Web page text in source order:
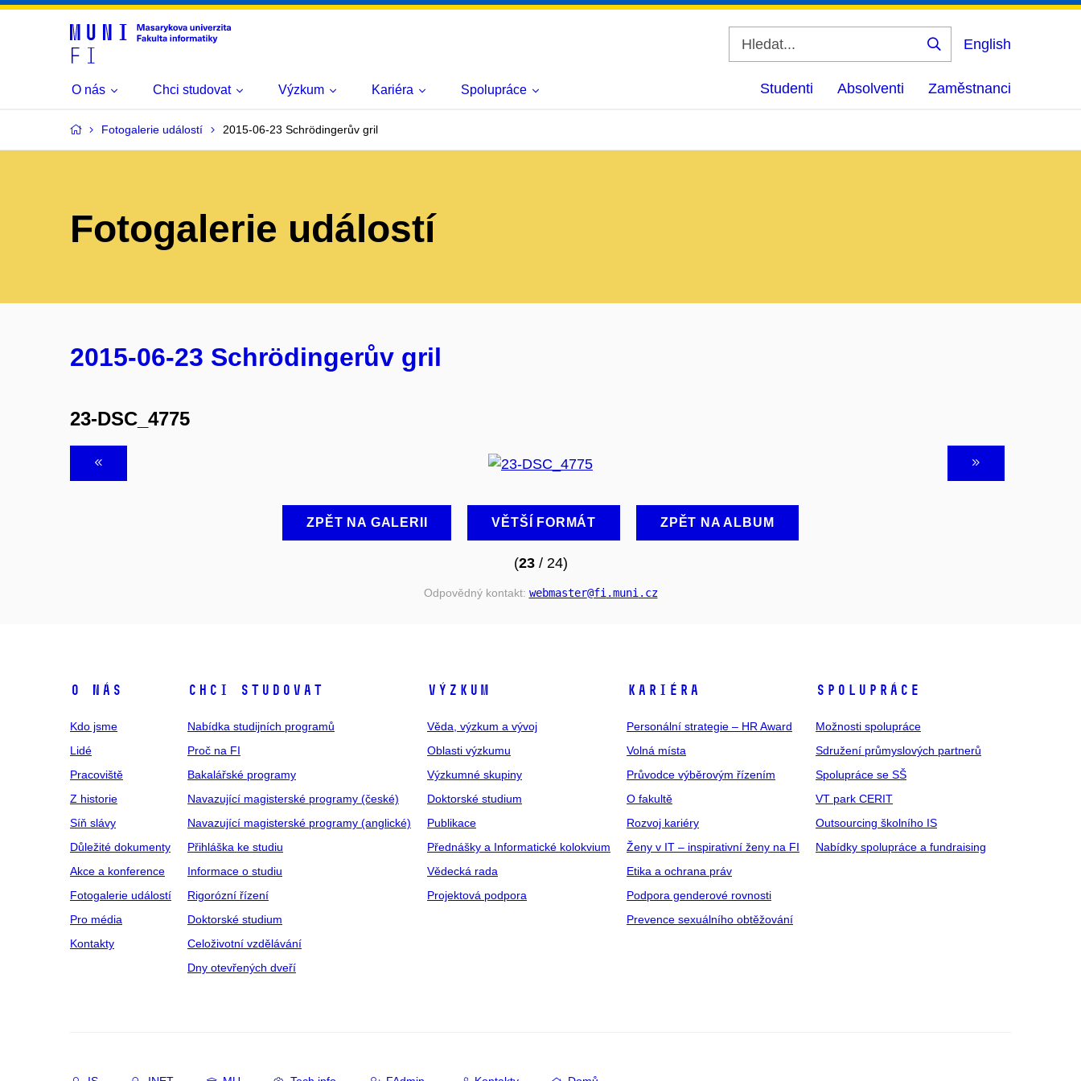
Vyhledat
English
O nás Chci studovat Výzkum Kariéra Spolupráce Studenti Absolventi Zaměstnanci
Fotogalerie událostí 2015-06-23 Schrödingerův gril
Fotogalerie událostí
2015-06-23 Schrödingerův gril
23-DSC_4775
ZPĚT NA GALERII VĚTŠÍ FORMÁT ZPĚT NA ALBUM
(23/ 24)
Odpovědný kontakt: webmaster@fi .muni .cz
O NÁS
Kdo jsme
Lidé
Pracoviště
Z historie
Síň slávy
Důležité dokumenty
Akce a konference
Fotogalerie událostí
Pro média
Kontakty
CHCI STUDOVAT
Nabídka studijních programů
Proč na FI
Bakalářské programy
Navazující magisterské programy (české)
Navazující magisterské programy (anglické)
Přihláška ke studiu
Informace o studiu
Rigorózní řízení
Doktorské studium
Celoživotní vzdělávání
Dny otevřených dveří
VÝZKUM
Věda, výzkum a vývoj
Oblasti výzkumu
Výzkumné skupiny
Doktorské studium
Publikace
Přednášky a Informatické kolokvium
Vědecká rada
Projektová podpora
KARIÉRA
Personální strategie – HR Award
Volná místa
Průvodce výběrovým řízením
O fakultě
Rozvoj kariéry
Ženy v IT – inspirativní ženy na FI
Etika a ochrana práv
Podpora genderové rovnosti
Prevence sexuálního obtěžování
SPOLUPRÁCE
Možnosti spolupráce
Sdružení průmyslových partnerů
Spolupráce se SŠ
VT park CERIT
Outsourcing školního IS
Nabídky spolupráce a fundraising